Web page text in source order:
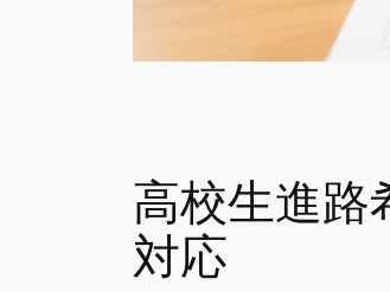
高校生進路
対応